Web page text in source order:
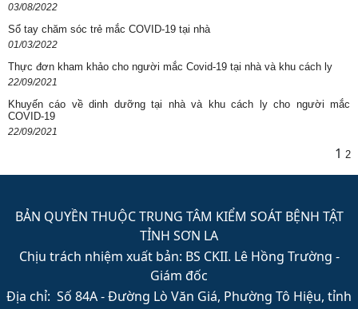
03/08/2022
Sổ tay chăm sóc trẻ mắc COVID-19 tại nhà
01/03/2022
Thực đơn kham khảo cho người mắc Covid-19 tại nhà và khu cách ly
22/09/2021
Khuyến cáo về dinh dưỡng tại nhà và khu cách ly cho người mắc
COVID-19
22/09/2021
1 2
BẢN QUYỀN THUỘC TRUNG TÂM KIỂM SOÁT BỆNH TẬT
TỈNH SƠN LA
Chịu trách nhiệm xuất bản: BS CKII. Lê Hồng Trường -
Giám đốc
Địa chỉ: Số 84A - Đường Lò Văn Giá, Phường Tô Hiệu, tỉnh